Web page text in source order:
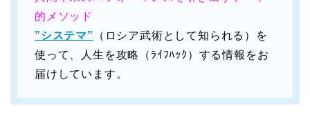
的メソッド
”システマ”
（ロシア武術として知られる）を
使って、人生を攻略（ﾗｲﾌﾊｯｸ）する情報をお
届けしています。